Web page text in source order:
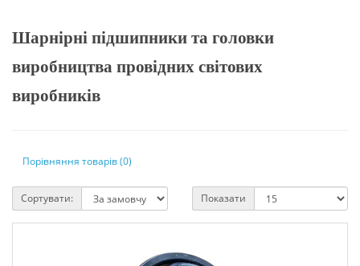
Шарнірні підшипники та головки
виробництва провідних світових
виробників
Порівняння товарів (0)
Сортувати: Показати